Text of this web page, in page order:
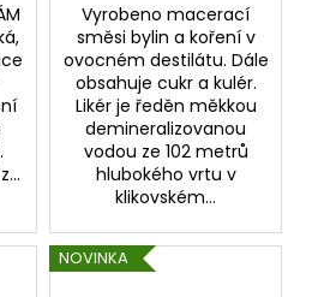
Vyrobeno macerací
směsi bylin a koření v
ovocném destilátu. Dále
obsahuje cukr a kulér.
Likér je ředěn měkkou
demineralizovanou
vodou ze 102 metrů
hlubokého vrtu v
klikovském...
NOVINKA